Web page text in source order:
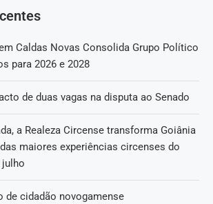
Caldas Novas Consolida Grupo Político
para 2026 e 2028
de duas vagas na disputa ao Senado
a Realeza Circense transforma Goiânia
maiores experiências circenses do
julho
de cidadão novogamense